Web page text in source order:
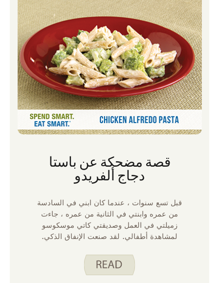
قصة مضحكة عن باستا
دجاج ألفريدو
قبل تسع سنوات ، عندما كان ابني في السادسة
من عمره وابنتي في الثانية من عمره ، جاءت
زميلتي في العمل وصديقتي كاتي موسكوسو
لمشاهدة أطفالي. لقد صنعت الإنفاق الذكي.
وقت مبكر لتناول العشاء. لقد صنعت الوصفة من
قبل ، وأعجبتها ابنتي. كنت أعلم أنه لم يكن